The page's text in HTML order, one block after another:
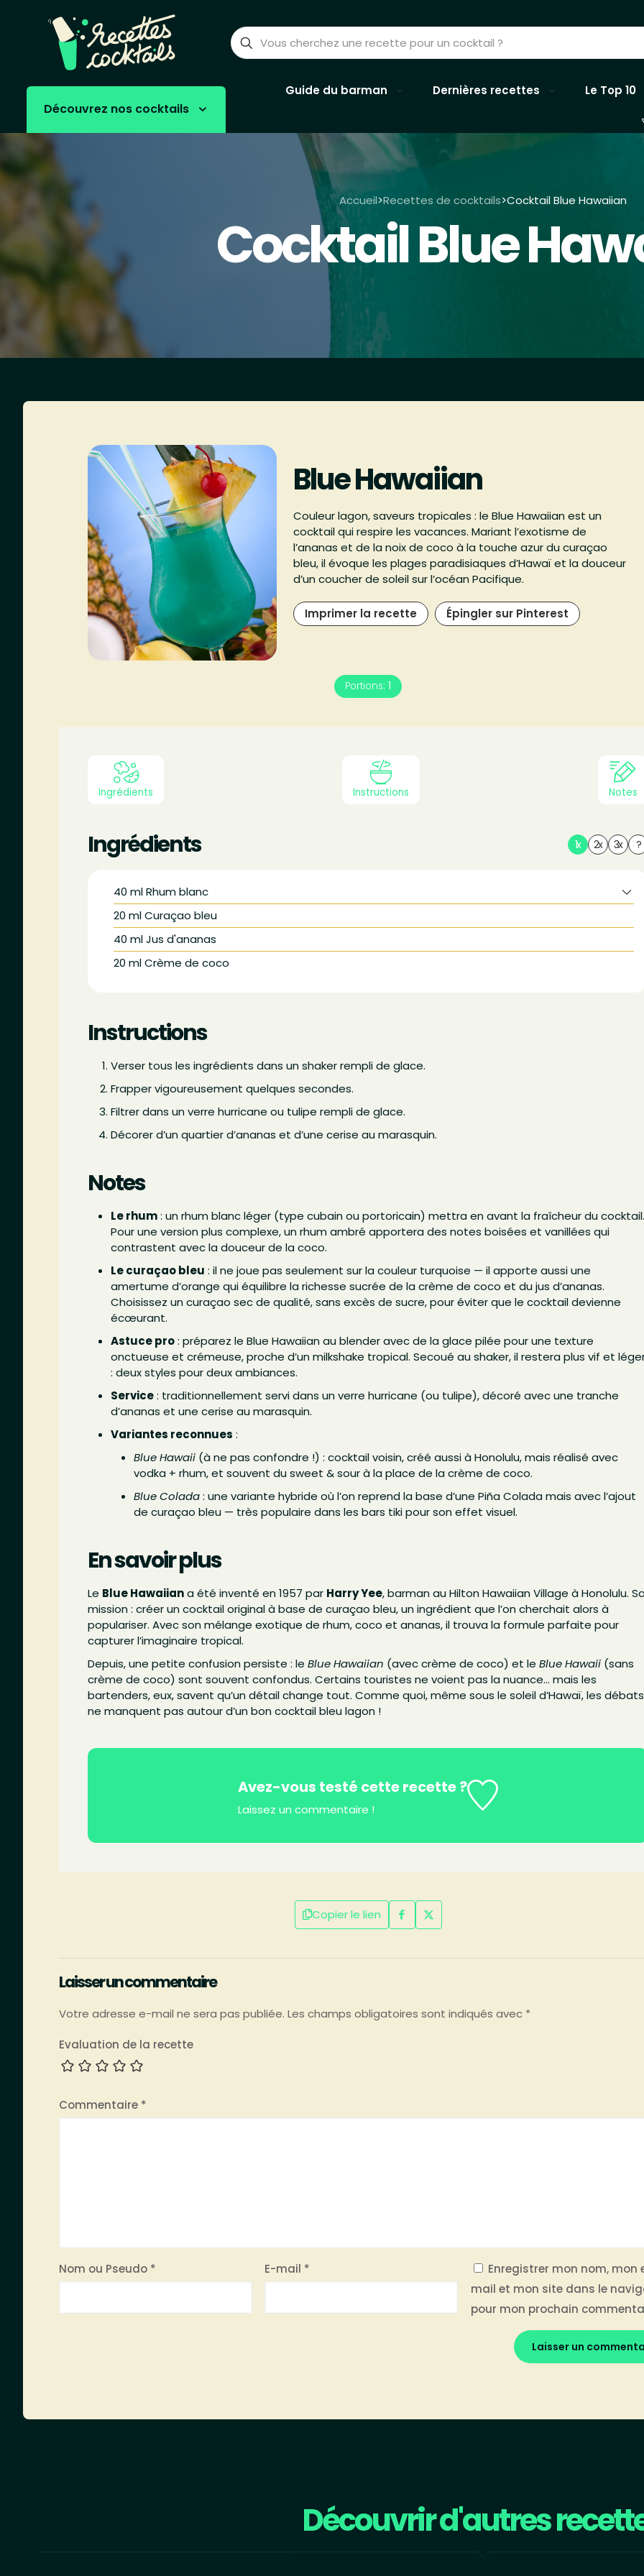
Découvrez nos cocktails
Guide du barman Dernières recettes Le Top 10
Accueil>Recettes de cocktails>Cocktail Blue Hawaiian
Cocktail Blue
Blue Hawaiian
Couleur lagon, saveurs tropicales : le Blue Hawaiian est un
cocktail qui respire les vacances. Mariant l’exotisme de
l’ananas et de la noix de coco à la touche azur du curaçao
bleu, il évoque les plages paradisiaques d’Hawaï et la douceur
d’un coucher de soleil sur l’océan Pacifique.
Imprimer la recette Épingler sur Pinterest
Portions: 1
Ingrédients Instructions Notes
Ingrédients 1x 2x 3x ?
40 ml Rhum blanc
20 ml Curaçao bleu
40 ml Jus d'ananas
20 ml Crème de coco
Instructions
Verser tous les ingrédients dans un shaker rempli de glace.
Frapper vigoureusement quelques secondes.
Filtrer dans un verre hurricane ou tulipe rempli de glace.
Décorer d’un quartier d’ananas et d’une cerise au marasquin.
Notes
Le rhum: un rhum blanc léger (type cubain ou portoricain) mettra en avant la fraîcheur du
Pour une version plus complexe, un rhum ambré apportera des notes boisées et vanillées qui
contrastent avec la douceur de la coco.
Le curaçao bleu : il ne joue pas seulement sur la couleur turquoise — il apporte aussi une
amertume d’orange qui équilibre la richesse sucrée de la crème de coco et du jus d’ananas.
Choisissez un curaçao sec de qualité, sans excès de sucre, pour éviter que le cocktail devienne
écœurant.
Astuce pro: préparez le Blue Hawaiian au blender avec de la glace pilée pour une texture
onctueuse et crémeuse, proche d’un milkshake tropical. Secoué au shaker, il restera plus vif et
: deux styles pour deux ambiances.
Service: traditionnellement servi dans un verre hurricane (ou tulipe), décoré avec une tranche
d’ananas et une cerise au marasquin.
Variantes reconnues :
Blue Hawaii (à ne pas confondre !) : cocktail voisin, créé aussi à Honolulu, mais réalisé avec
vodka + rhum, et souvent du sweet & sour à la place de la crème de coco.
Blue Colada: une variante hybride où l’on reprend la base d’une Piña Colada mais avec l’ajout
de curaçao bleu — très populaire dans les bars tiki pour son effet visuel.
En savoir plus
Le Blue Hawaiiana été inventé en 1957 par Harry Yee, barman au Hilton Hawaiian Village à Honolulu.
mission : créer un cocktail original à base de curaçao bleu, un ingrédient que l’on cherchait alors à
populariser. Avec son mélange exotique de rhum, coco et ananas, il trouva la formule parfaite pour
capturer l’imaginaire tropical.
Depuis, une petite confusion persiste : leBlue Hawaiian (avec crème de coco) et leBlue Hawaii (sans
crème de coco) sont souvent confondus. Certains touristes ne voient pas la nuance… mais les
bartenders, eux, savent qu’un détail change tout. Comme quoi, même sous le soleil d’Hawaï, les débats
ne manquent pas autour d’un bon cocktail bleu lagon !
Avez-vous testé cette recette ?
Laissez un commentaire !
Copier le lien
Laisser un commentaire
Votre adresse e-mail ne sera pas publiée. Les champs obligatoires sont indiqués avec *
Evaluation de la recette
Commentaire *
Nom ou Pseudo * E-mail *
Enregistrer mon nom, mon
mail et mon site dans le
pour mon prochain
Découvrir d'autres